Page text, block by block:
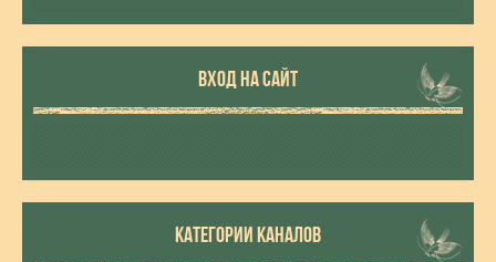
ВХОД НА САЙТ
КАТЕГОРИИ КАНАЛОВ